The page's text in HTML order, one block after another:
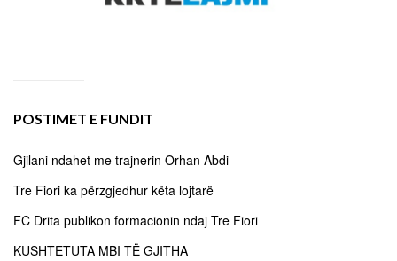
POSTIMET E FUNDIT
Gjilani ndahet me trajnerin Orhan Abdi
Tre Fiori ka përzgjedhur këta lojtarë
FC Drita publikon formacionin ndaj Tre Fiori
KUSHTETUTA MBI TË GJITHA